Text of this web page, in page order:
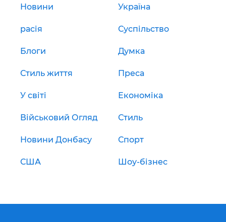
Новини Україна
расія Суспільство
Блоги Думка
Стиль життя Преса
У світі Економіка
Військовий Огляд Стиль
Новини Донбасу Спорт
США Шоу-бізнес